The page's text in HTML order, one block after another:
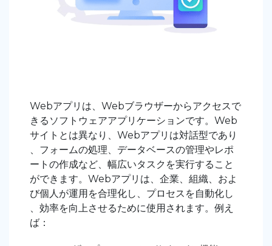
Webアプリは、Webブラウザーからアクセスで
きるソフトウェアアプリケーションです。Web
サイトとは異なり、Webアプリは対話型であり
、フォームの処理、データベースの管理やレポ
ートの作成など、幅広いタスクを実行すること
ができます。Webアプリは、企業、組織、およ
び個人が運用を合理化し、プロセスを自動化し
、効率を向上させるために使用されます。例え
ば：